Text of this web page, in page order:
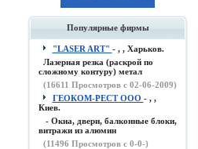
Популярные фирмы
"LASER ART" - , , Харьков.
Лазерная резка (раскрой по
сложному контуру) метал
(16611 Просмотров с 02-06-2009)
ГЕОКОМ-РЕСТ ООО - , ,
Киев.
- Окна, двери, балконные блоки,
витражи из алюмин
(11496 Просмотров с 0-0-)